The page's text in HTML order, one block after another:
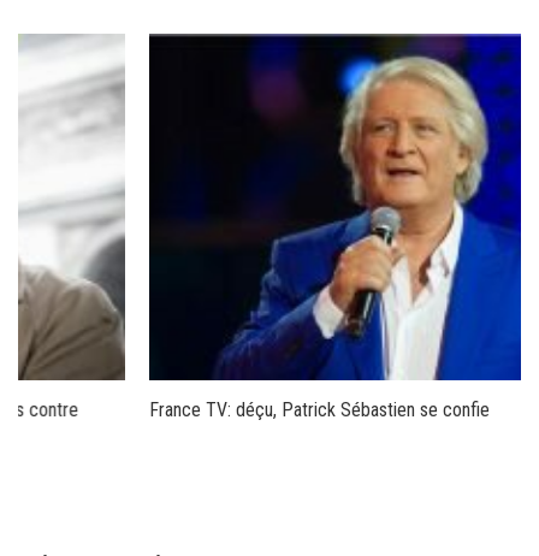
France TV: déçu, Patrick Sébastien se confie